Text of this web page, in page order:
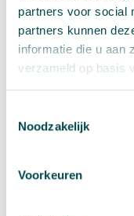
partners voor social
partners kunnen
informatie die u aan
verzameld op basis
Noodzakelijk
Voorkeuren
mm)
aantal
PER STUK
Selecteer alstublieft: